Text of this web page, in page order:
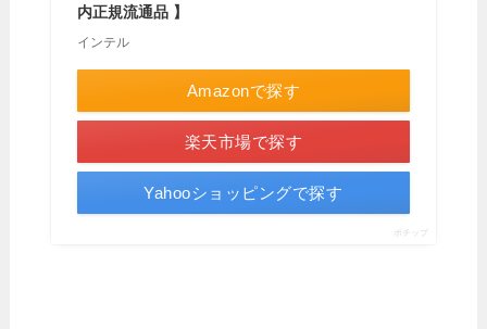
内正規流通品 】
インテル
Amazonで探す
楽天市場で探す
Yahooショッピングで探す
ポチップ